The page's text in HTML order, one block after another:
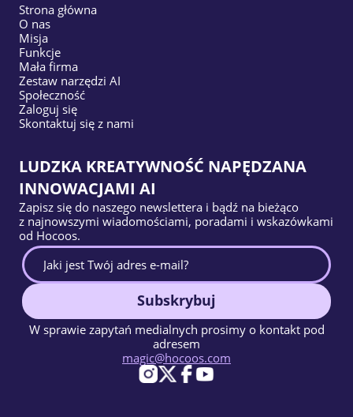
Strona główna
O nas
Misja
Funkcje
Mała firma
Zestaw narzędzi AI
Społeczność
Zaloguj się
Skontaktuj się z nami
LUDZKA KREATYWNOŚĆ NAPĘDZANA
INNOWACJAMI AI
Zapisz się do naszego newslettera i bądź na bieżąco
z najnowszymi wiadomościami, poradami i wskazówkami
od Hocoos.
Subskrybuj
W sprawie zapytań medialnych prosimy o kontakt pod
adresem
magic@hocoos.com